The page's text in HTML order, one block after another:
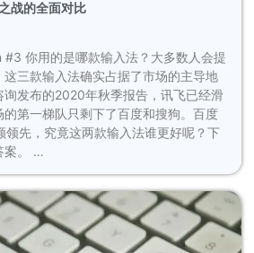
战的全面对比
你用的是哪款输入法？大多数人会提
三款输入法确实占据了市场的主导地
发布的2020年秋季报告，讯飞已经滑
第一梯队只剩下了百度和搜狗。百度
领先，究竟这两款输入法谁更好呢？下
案。 …